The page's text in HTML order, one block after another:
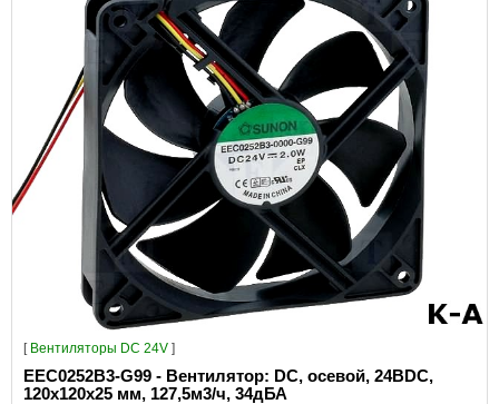
[ Вентиляторы DC 24V ]
EEC0252B3-G99 - Вентилятор: DC, осевой, 24ВDC,
120x120x25 мм, 127,5м3/ч, 34дБА